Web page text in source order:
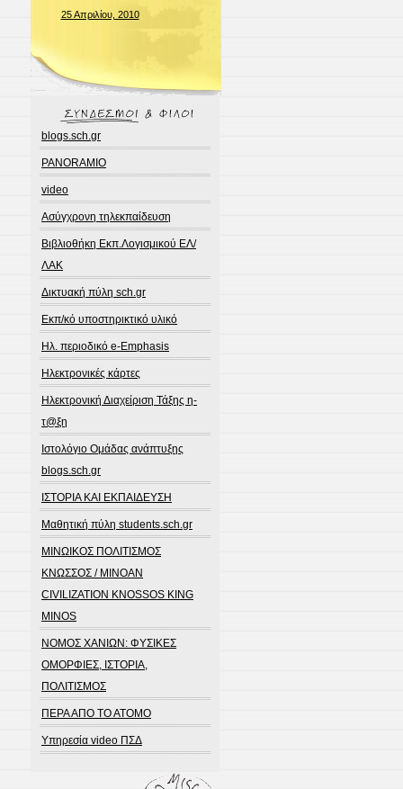
25 Απριλίου, 2010
blogs.sch.gr
PANORAMIO
video
Ασύγχρονη τηλεκπαίδευση
Βιβλιοθήκη Εκπ.Λογισμικού ΕΛ/
ΛΑΚ
Δικτυακή πύλη sch.gr
Εκπ/κό υποστηρικτικό υλικό
Ηλ. περιοδικό e-Emphasis
Ηλεκτρονικές κάρτες
Ηλεκτρονική Διαχείριση Τάξης η-
τ@ξη
Ιστολόγιο Ομάδας ανάπτυξης
blogs.sch.gr
ΙΣΤΟΡΙΑ ΚΑΙ ΕΚΠΑΙΔΕΥΣΗ
Μαθητική πύλη students.sch.gr
ΜΙΝΩΙΚΟΣ ΠΟΛΙΤΙΣΜΟΣ
ΚΝΩΣΣΟΣ / MINOAN
CIVILIZATION KNOSSOS KING
MINOS
ΝΟΜΟΣ ΧΑΝΙΩΝ: ΦΥΣΙΚΕΣ
ΟΜΟΡΦΙΕΣ, ΙΣΤΟΡΙΑ,
ΠΟΛΙΤΙΣΜΟΣ
ΠΕΡΑ ΑΠΟ ΤΟ ΑΤΟΜΟ
Υπηρεσία video ΠΣΔ